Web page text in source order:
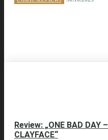
Review: „ONE BAD DAY –
CLAYFACE“